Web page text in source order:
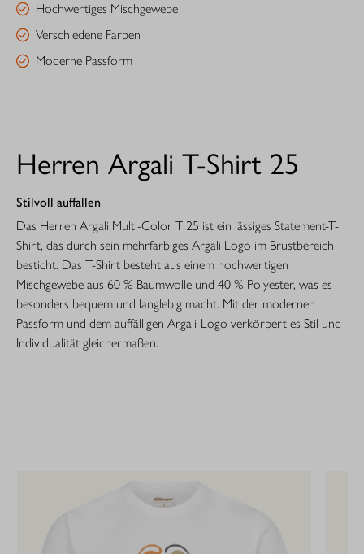
Hochwertiges Mischgewebe
Verschiedene Farben
Moderne Passform
Herren Argali T-Shirt 25
Stilvoll auffallen
Das Herren Argali Multi-Color T 25 ist ein lässiges Statement-T-
Shirt, das durch sein mehrfarbiges Argali Logo im Brustbereich
besticht. Das T-Shirt besteht aus einem hochwertigen
Mischgewebe aus 60 % Baumwolle und 40 % Polyester, was es
besonders bequem und langlebig macht. Mit der modernen
Passform und dem auffälligen Argali-Logo verkörpert es Stil und
Individualität gleichermaßen.